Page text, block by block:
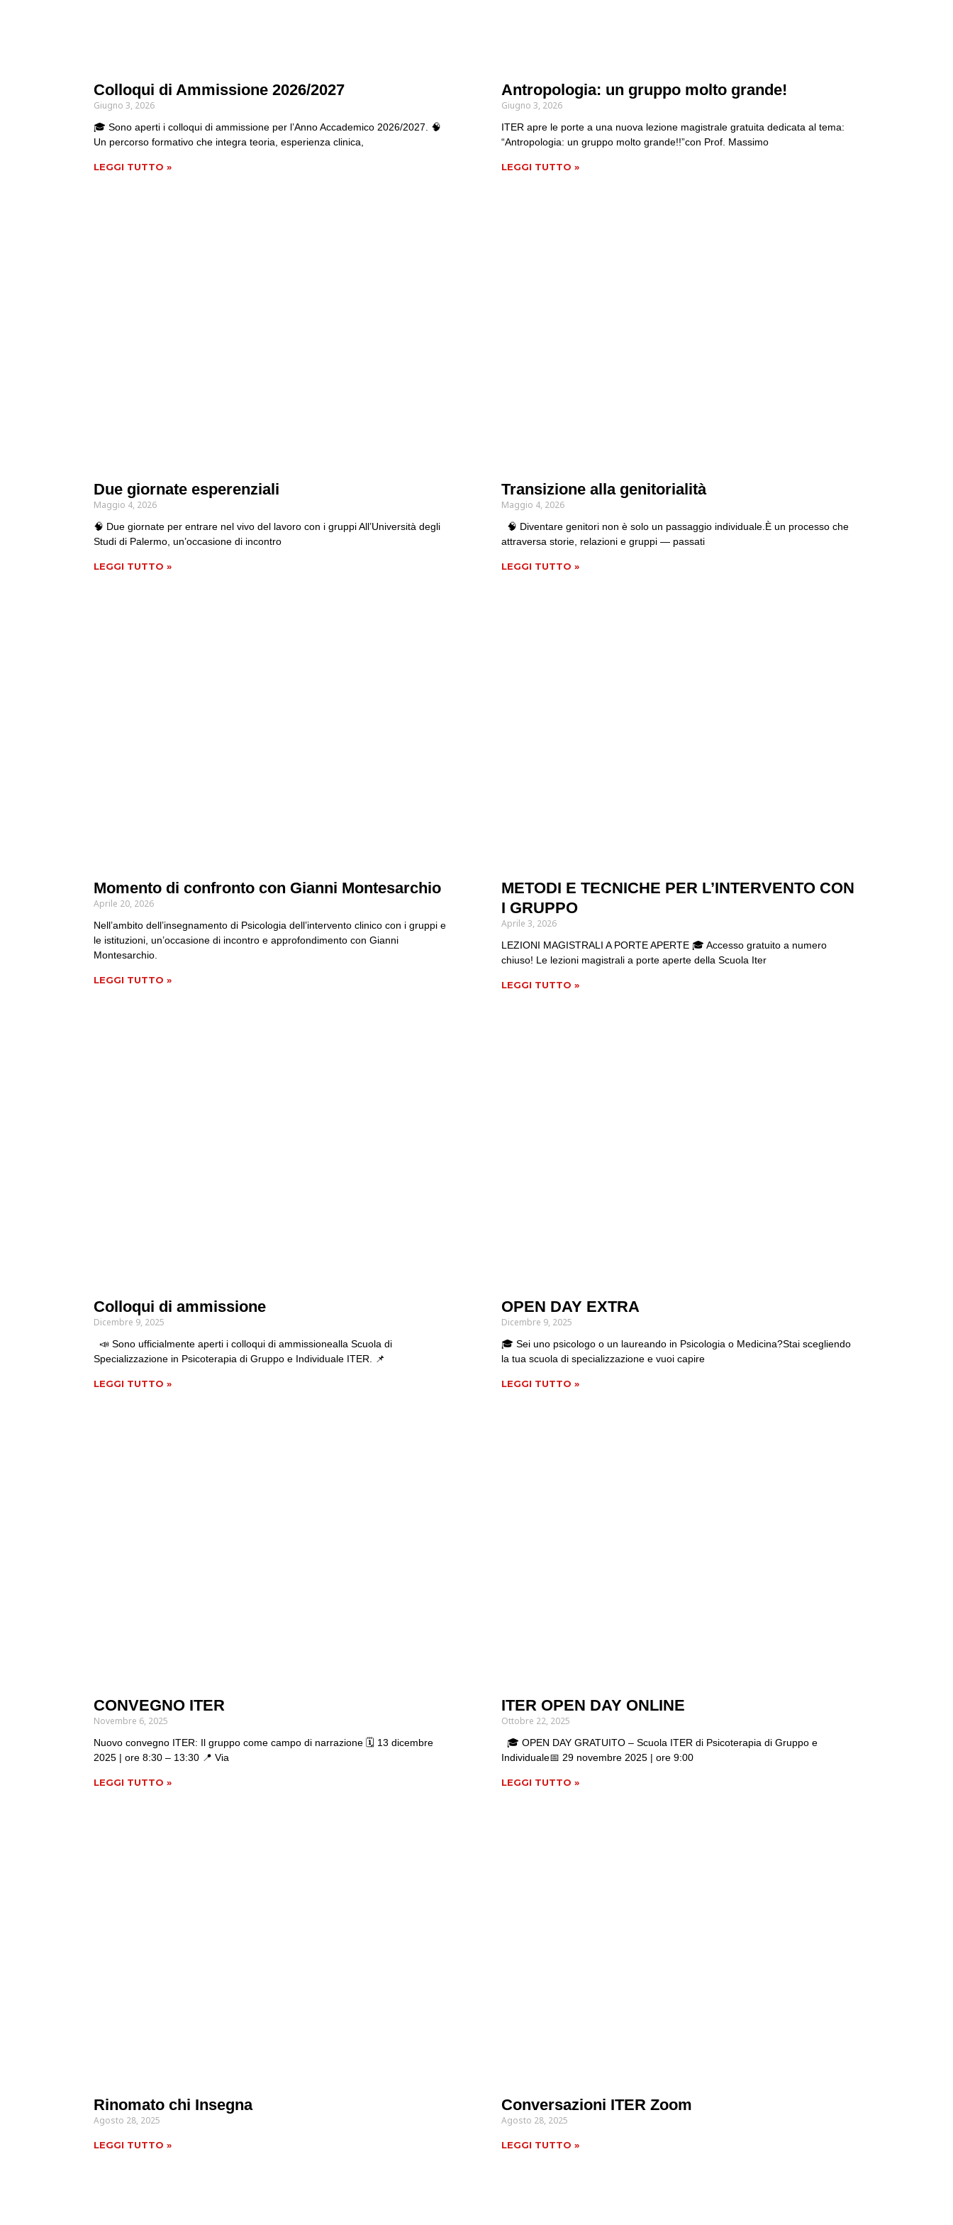
Colloqui di Ammissione 2026/2027
Giugno 3, 2026
🎓 Sono aperti i colloqui di ammissione per l’Anno Accademico 2026/2027. 🧠
Un percorso formativo che integra teoria, esperienza clinica,
LEGGI TUTTO »
Antropologia: un gruppo molto grande!
Giugno 3, 2026
ITER apre le porte a una nuova lezione magistrale gratuita dedicata al tema:
“Antropologia: un gruppo molto grande!!”con Prof. Massimo
LEGGI TUTTO »
Due giornate esperenziali
Maggio 4, 2026
🧠 Due giornate per entrare nel vivo del lavoro con i gruppi All’Università degli
Studi di Palermo, un’occasione di incontro
LEGGI TUTTO »
Transizione alla genitorialità
Maggio 4, 2026
🧠 Diventare genitori non è solo un passaggio individuale.È un processo che
attraversa storie, relazioni e gruppi — passati
LEGGI TUTTO »
Momento di confronto con Gianni Montesarchio
Aprile 20, 2026
Nell’ambito dell’insegnamento di Psicologia dell’intervento clinico con i gruppi e
le istituzioni, un’occasione di incontro e approfondimento con Gianni
Montesarchio.
LEGGI TUTTO »
METODI E TECNICHE PER L’INTERVENTO CON
I GRUPPO
Aprile 3, 2026
LEZIONI MAGISTRALI A PORTE APERTE 🎓 Accesso gratuito a numero
chiuso! Le lezioni magistrali a porte aperte della Scuola Iter
LEGGI TUTTO »
Colloqui di ammissione
Dicembre 9, 2025
📣 Sono ufficialmente aperti i colloqui di ammissionealla Scuola di
Specializzazione in Psicoterapia di Gruppo e Individuale ITER. 📌
LEGGI TUTTO »
OPEN DAY EXTRA
Dicembre 9, 2025
🎓 Sei uno psicologo o un laureando in Psicologia o Medicina?Stai scegliendo
la tua scuola di specializzazione e vuoi capire
LEGGI TUTTO »
CONVEGNO ITER
Novembre 6, 2025
Nuovo convegno ITER: Il gruppo come campo di narrazione 🗓 13 dicembre
2025 | ore 8:30 – 13:30 📍 Via
LEGGI TUTTO »
ITER OPEN DAY ONLINE
Ottobre 22, 2025
🎓 OPEN DAY GRATUITO – Scuola ITER di Psicoterapia di Gruppo e
Individuale📅 29 novembre 2025 | ore 9:00
LEGGI TUTTO »
Rinomato chi Insegna
Agosto 28, 2025
LEGGI TUTTO »
Conversazioni ITER Zoom
Agosto 28, 2025
LEGGI TUTTO »